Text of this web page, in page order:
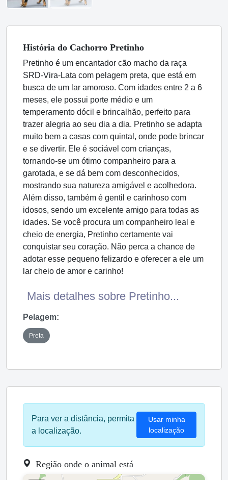
História do Cachorro Pretinho
Pretinho é um encantador cão macho da raça
SRD-Vira-Lata com pelagem preta, que está em
busca de um lar amoroso. Com idades entre 2 a 6
meses, ele possui porte médio e um
temperamento dócil e brincalhão, perfeito para
trazer alegria ao seu dia a dia. Pretinho se adapta
muito bem a casas com quintal, onde pode brincar
e se divertir. Ele é sociável com crianças,
tornando-se um ótimo companheiro para a
garotada, e se dá bem com desconhecidos,
mostrando sua natureza amigável e acolhedora.
Além disso, também é gentil e carinhoso com
idosos, sendo um excelente amigo para todas as
idades. Se você procura um companheiro leal e
cheio de energia, Pretinho certamente vai
conquistar seu coração. Não perca a chance de
adotar esse pequeno felizardo e oferecer a ele um
lar cheio de amor e carinho!
Mais detalhes sobre Pretinho...
Pelagem:
Preta
Para ver a distância, permita
a localização.
Usar minha
localização
Região onde o animal está